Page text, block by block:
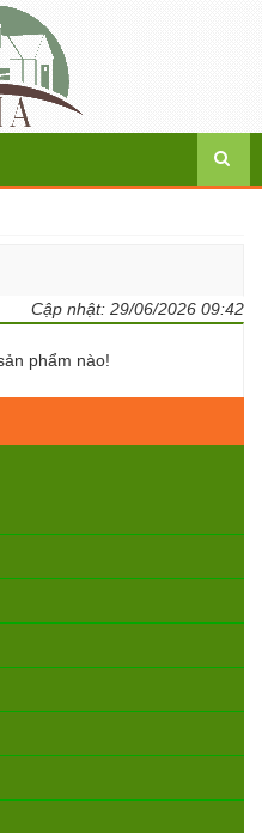
Cập nhật: 29/06/2026 09:42
phẩm nào!